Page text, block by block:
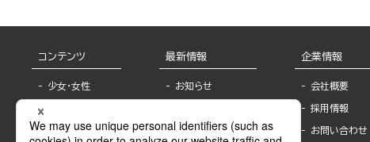
コンテンツ
少女・女性
BL
最新情報
お知らせ
報
企業情報
会社概要
採用情報
お問い合わせ